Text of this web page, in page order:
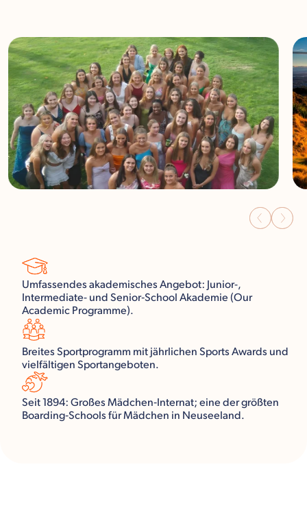
Umfassendes akademisches Angebot: Junior-,
Intermediate- und Senior‑School Akademie (Our
Academic Programme).
Breites Sportprogramm mit jährlichen Sports Awards und
vielfältigen Sportangeboten.
Seit 1894: Großes Mädchen‑Internat; eine der größten
Boarding‑Schools für Mädchen in Neuseeland.